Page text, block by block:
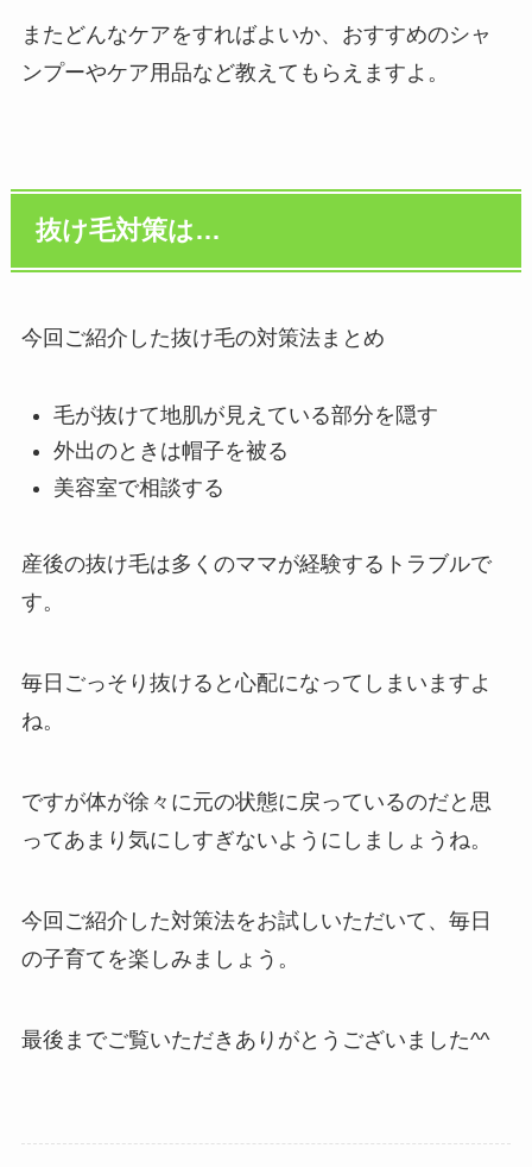
またどんなケアをすればよいか、おすすめのシャ
ンプーやケア用品など教えてもらえますよ。
抜け毛対策は…
今回ご紹介した抜け毛の対策法まとめ
毛が抜けて地肌が見えている部分を隠す
外出のときは帽子を被る
美容室で相談する
産後の抜け毛は多くのママが経験するトラブルで
す。
毎日ごっそり抜けると心配になってしまいますよ
ね。
ですが体が徐々に元の状態に戻っているのだと思
ってあまり気にしすぎないようにしましょうね。
今回ご紹介した対策法をお試しいただいて、毎日
の子育てを楽しみましょう。
最後までご覧いただきありがとうございました^^